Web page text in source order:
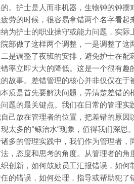
。护士是人而非机器，生物钟的钟
劳的时候，很容易拿错两个名字看
为护士的职业操守或能力问题，实
部做了这样两个调整，一是调整了
是调整了夜班的安排，避免护士在
率立即大大的降低。这是一个很有
故事。差错管理的核心并非仅仅在
质是首先要解决问题，弄清楚差错
题的最关键点。我们在日常的管理
己放在管理者的位置，把差错的原
太多的“鲧治水”现象，值得我们深
多的管理实践中，我们作为管理者
，态度和思考的角度。从管理者的
创新，如何鼓励员工汇报错误，如
的错误，如何处理，指导或帮助犯